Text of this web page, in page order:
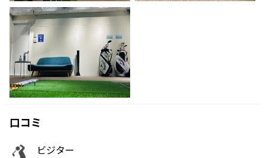
口コミ
ビジター